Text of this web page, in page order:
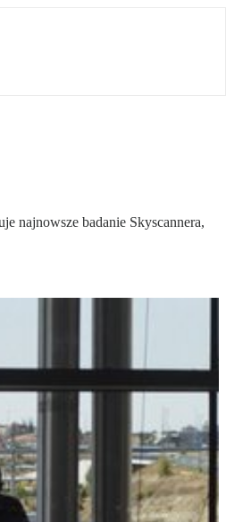
najnowsze badanie Skyscannera,